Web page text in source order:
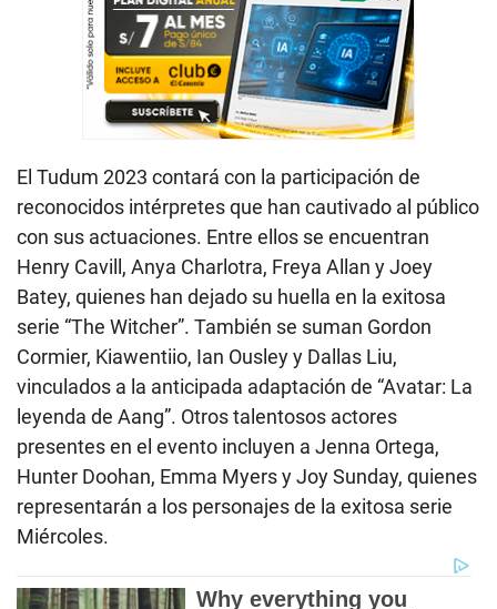
El Tudum 2023 contará con la participación de
reconocidos intérpretes que han cautivado al público
con sus actuaciones. Entre ellos se encuentran
Henry Cavill, Anya Charlotra, Freya Allan y Joey
Batey, quienes han dejado su huella en la exitosa
serie “The Witcher”. También se suman Gordon
Cormier, Kiawentiio, Ian Ousley y Dallas Liu,
vinculados a la anticipada adaptación de “Avatar: La
leyenda de Aang”. Otros talentosos actores
presentes en el evento incluyen a Jenna Ortega,
Hunter Doohan, Emma Myers y Joy Sunday, quienes
representarán a los personajes de la exitosa serie
Miércoles.